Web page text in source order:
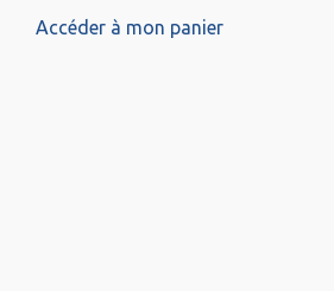
Accéder à mon panier